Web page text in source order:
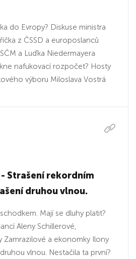
do Evropy? Diskuse ministra
z ČSSD a europoslanců
a Luďka Niedermayera
nafukovací rozpočet? Hosty
výboru Miloslava Vostrá
- Strašení rekordním
druhou vlnou.
Mají se dluhy platit?
Aleny Schillerové,
Zamrazilové a ekonomky Ilony
vlnou. Nestačila ta první?